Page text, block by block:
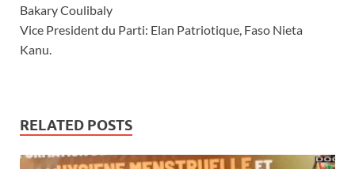
Bakary Coulibaly
Vice President du Parti: Elan Patriotique, Faso Nieta
Kanu.
RELATED POSTS